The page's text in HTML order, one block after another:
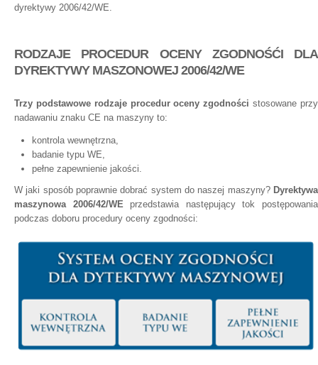
dyrektywy 2006/42/WE.
RODZAJE PROCEDUR OCENY ZGODNOŚĆI DLA
DYREKTYWY MASZONOWEJ 2006/42/WE
Trzy podstawowe rodzaje procedur oceny zgodności stosowane przy
nadawaniu znaku CE na maszyny to:
kontrola wewnętrzna,
badanie typu WE,
pełne zapewnienie jakości.
W jaki sposób poprawnie dobrać system do naszej maszyny? Dyrektywa
maszynowa 2006/42/WE przedstawia następujący tok postępowania
podczas doboru procedury oceny zgodności: